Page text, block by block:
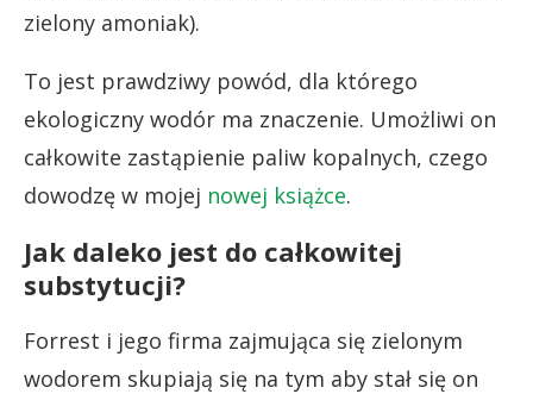
zielony amoniak).
To jest prawdziwy powód, dla którego
ekologiczny wodór ma znaczenie. Umożliwi on
całkowite zastąpienie paliw kopalnych, czego
dowodzę w mojej nowej książce.
Jak daleko jest do całkowitej
substytucji?
Forrest i jego firma zajmująca się zielonym
wodorem skupiają się na tym aby stał się on